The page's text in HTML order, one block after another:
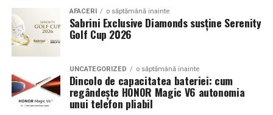
Echilibrul dintre estetica si utilizare reala
Un aspect specific evenimentelor auto din Cluj este
prezenta multor masini care nu sunt doar proiecte de
show, ci si vehicule utilizate zilnic. Proprietarii acestora
cauta solutii care sa le permita sa participe la
evenimente fara a sacrifica complet confortul sau
siguranta pe drumurile publice.
AFACERI o săptămână inainte
Sabrini Exclusive Diamonds susține Serenity
Golf Cup 2026
UNCATEGORIZED o săptămână inainte
Dincolo de capacitatea bateriei: cum
regândește HONOR Magic V6 autonomia
unui telefon pliabil